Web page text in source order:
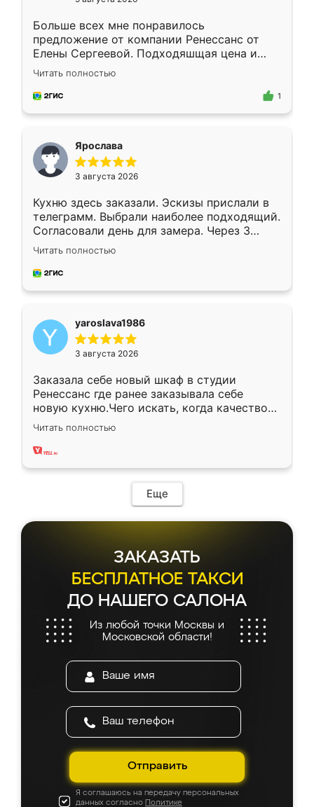
Больше всех мне понравилось
предложение от компании Ренессанс от
Елены Сергеевой. Подходяшщая цена и
короткие сроки изготовления. Приехавший
для замера сотрудник Владислав
предложил по моему эскизу самый
Читать полностью
1
Ярослава
3 августа 2026
Кухню здесь заказали. Эскизы прислали в
телеграмм. Выбрали наиболее подходящий.
Согласовали день для замера. Через 3
недели кухня была уже готова. Остались
довольны работой. Спасибо Ренессанс
мебель за качественную работу!
Читать полностью
yaroslava1986
3 августа 2026
Заказала себе новый шкаф в студии
Ренессанс где ранее заказывала себе
новую кухню.Чего искать, когда качеством
вполне довольна. Служит кухня уже почти
два года, нареканий нет.
Читать полностью
Еще
ЗАКАЗАТЬ
БЕСПЛАТНОЕ ТАКСИ
ДО НАШЕГО САЛОНА
Из любой точки Москвы и
Московской области!
Отправить
Я соглашаюсь на передачу персональных
данных согласно Политике